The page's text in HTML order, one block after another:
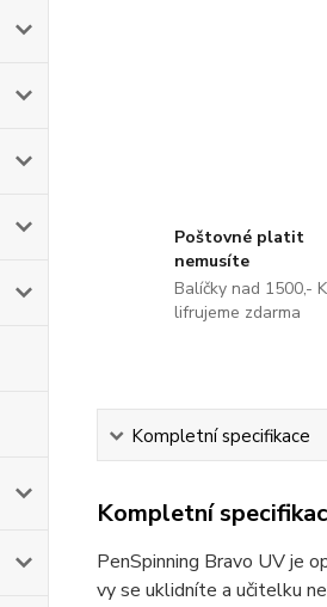
Poštovné platit
nemusíte
Balíčky nad 1500,-
lifrujeme zdarma
Kompletní specifikace
Kompletní
PenSpinning Bravo UV je
vy se uklidníte a učitelku